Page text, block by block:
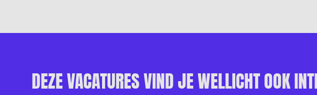
DEZE VACATURES VIND JE WELLICHT OOK